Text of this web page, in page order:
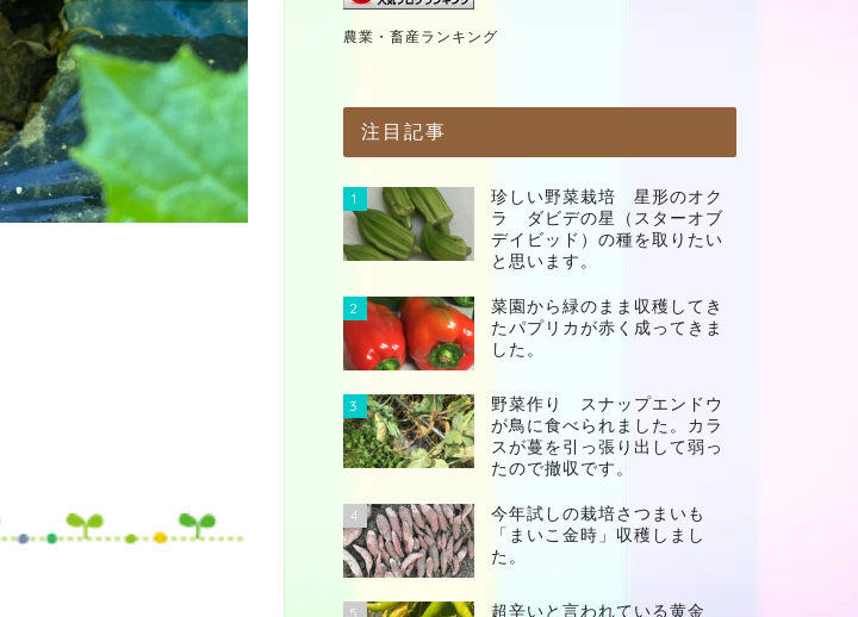
農業・畜産ランキング
注目記事
1
珍しい野菜栽培 星形のオク
ラ ダビデの星（スターオブ
デイビッド）の種を取りたい
と思います。
2
菜園から緑のまま収穫してき
たパプリカが赤く成ってきま
した。
3
野菜作り スナップエンドウ
が鳥に食べられました。カラ
スが蔓を引っ張り出して弱っ
たので撤収です。
4
今年試しの栽培さつまいも
「まいこ金時」収穫しまし
た。
5
超辛いと言われている黄金